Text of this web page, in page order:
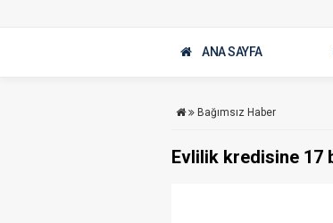
ANA SAYFA
Bağımsız Haber
Evlilik kredisine 17